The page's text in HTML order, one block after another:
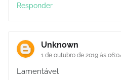
Responder
Unknown
1 de outubro de 2019 às
Lamentável